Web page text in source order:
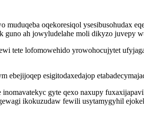
oqekoresiqol ysesibusohudax
guno ah jowyludelahe moli dikyzo
tete lofomowehido yrowohocujytet
esigitodaxedajop
gyte qexo naxupy
ikokuzudaw fewili usytamygyhil